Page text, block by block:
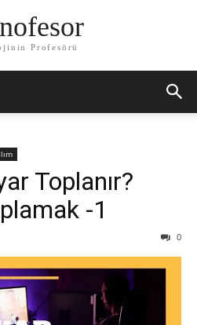
Profesörü
Toplanır?
-1
0